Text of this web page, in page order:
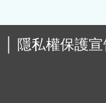
隱私權保護